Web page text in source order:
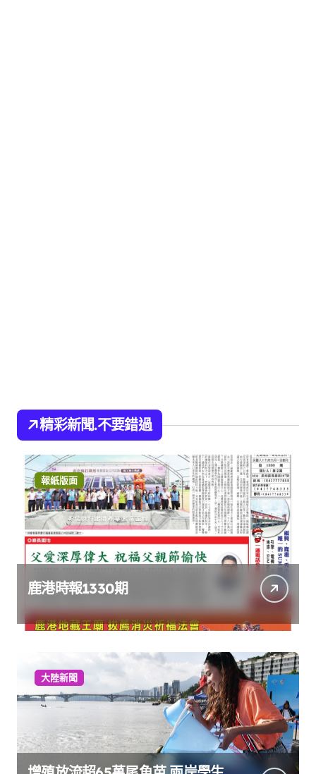
精彩新聞.不要錯過
報紙版面
鹿港時報1330期
大陸新聞